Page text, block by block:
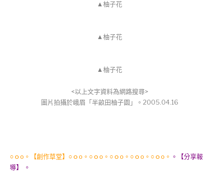
▲柚子花
▲柚子花
▲柚子花
<以上文字資料為網路搜尋>
圖片拍攝於峨眉「半畝田柚子園」。2005.04.16
○ｏo。【創作草堂】○ｏo。○ｏo。○ｏo。○ｏo。○ｏo。 。【分享報
導】 。